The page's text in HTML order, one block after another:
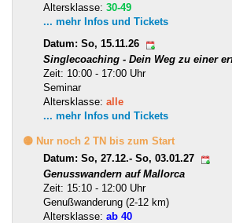
Altersklasse: 30-49
... mehr Infos und Tickets
Datum: So, 15.11.26
Singlecoaching - Dein Weg zu einer
Zeit: 10:00 - 17:00 Uhr
Seminar
Altersklasse: alle
... mehr Infos und Tickets
🟡 Nur noch 2 TN bis zum Start
Datum: So, 27.12.- So, 03.01.27
Genusswandern auf Mallorca
Zeit: 15:10 - 12:00 Uhr
Genußwanderung (2-12 km)
Altersklasse: ab 40